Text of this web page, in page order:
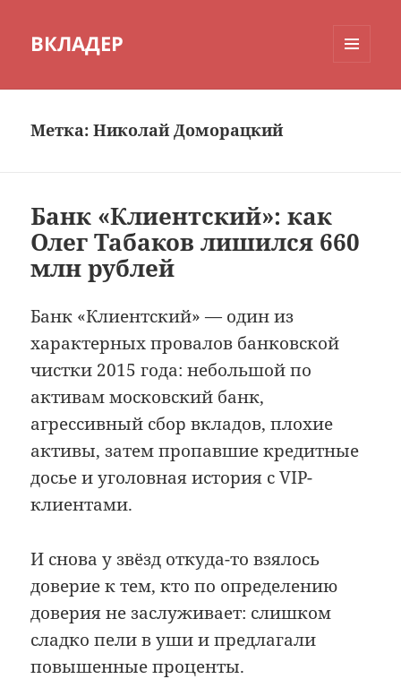
ВКЛАДЕР
Метка:Николай Доморацкий
Банк «Клиентский»: как
Олег Табаков лишился 660
млн рублей
Банк «Клиентский» — один из
характерных провалов банковской
чистки 2015 года: небольшой по
активам московский банк,
агрессивный сбор вкладов, плохие
активы, затем пропавшие кредитные
досье и уголовная история с VIP-
клиентами.
И снова у звёзд откуда-то взялось
доверие к тем, кто по определению
доверия не заслуживает: слишком
сладко пели в уши и предлагали
повышенные проценты.